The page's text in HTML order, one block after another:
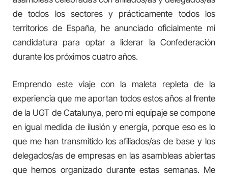
de todos los sectores y prácticamente todos los
territorios de España, he anunciado oficialmente mi
candidatura para optar a liderar la Confederación
durante los próximos cuatro años.
Emprendo este viaje con la maleta repleta de la
experiencia que me aportan todos estos años al frente
de la UGT de Catalunya, pero mi equipaje se compone
en igual medida de ilusión y energía, porque eso es lo
que me han transmitido los afiliados/as de base y los
delegados/as de empresas en las asambleas abiertas
que hemos organizado durante estas semanas. Me